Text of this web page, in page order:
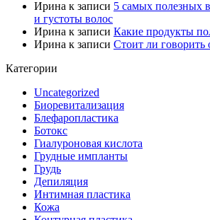
Ирина к записи 5 самых полезных
и густоты волос
Ирина к записи Какие продукты
Ирина к записи Стоит ли говорить
Категории
Uncategorized
Биоревитализация
Блефаропластика
Ботокс
Гиалуроновая кислота
Грудные импланты
Грудь
Депиляция
Интимная пластика
Кожа